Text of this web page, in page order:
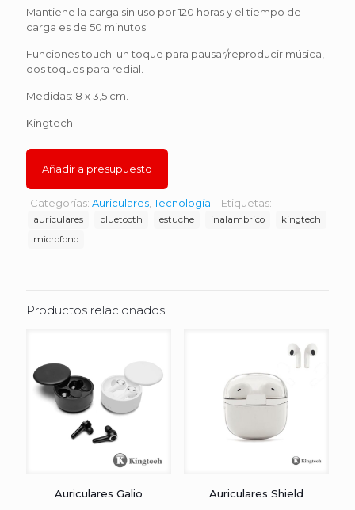
Mantiene la carga sin uso por 120 horas y el tiempo de
carga es de 50 minutos.
Funciones touch: un toque para pausar/reproducir música,
dos toques para redial.
Medidas: 8 x 3,5 cm.
Kingtech
Añadir a presupuesto
Categorías: Auriculares ,Tecnología Etiquetas:
auriculares bluetooth estuche inalambrico
kingtech
microfono
Productos relacionados
Auriculares Galio Auriculares Shield